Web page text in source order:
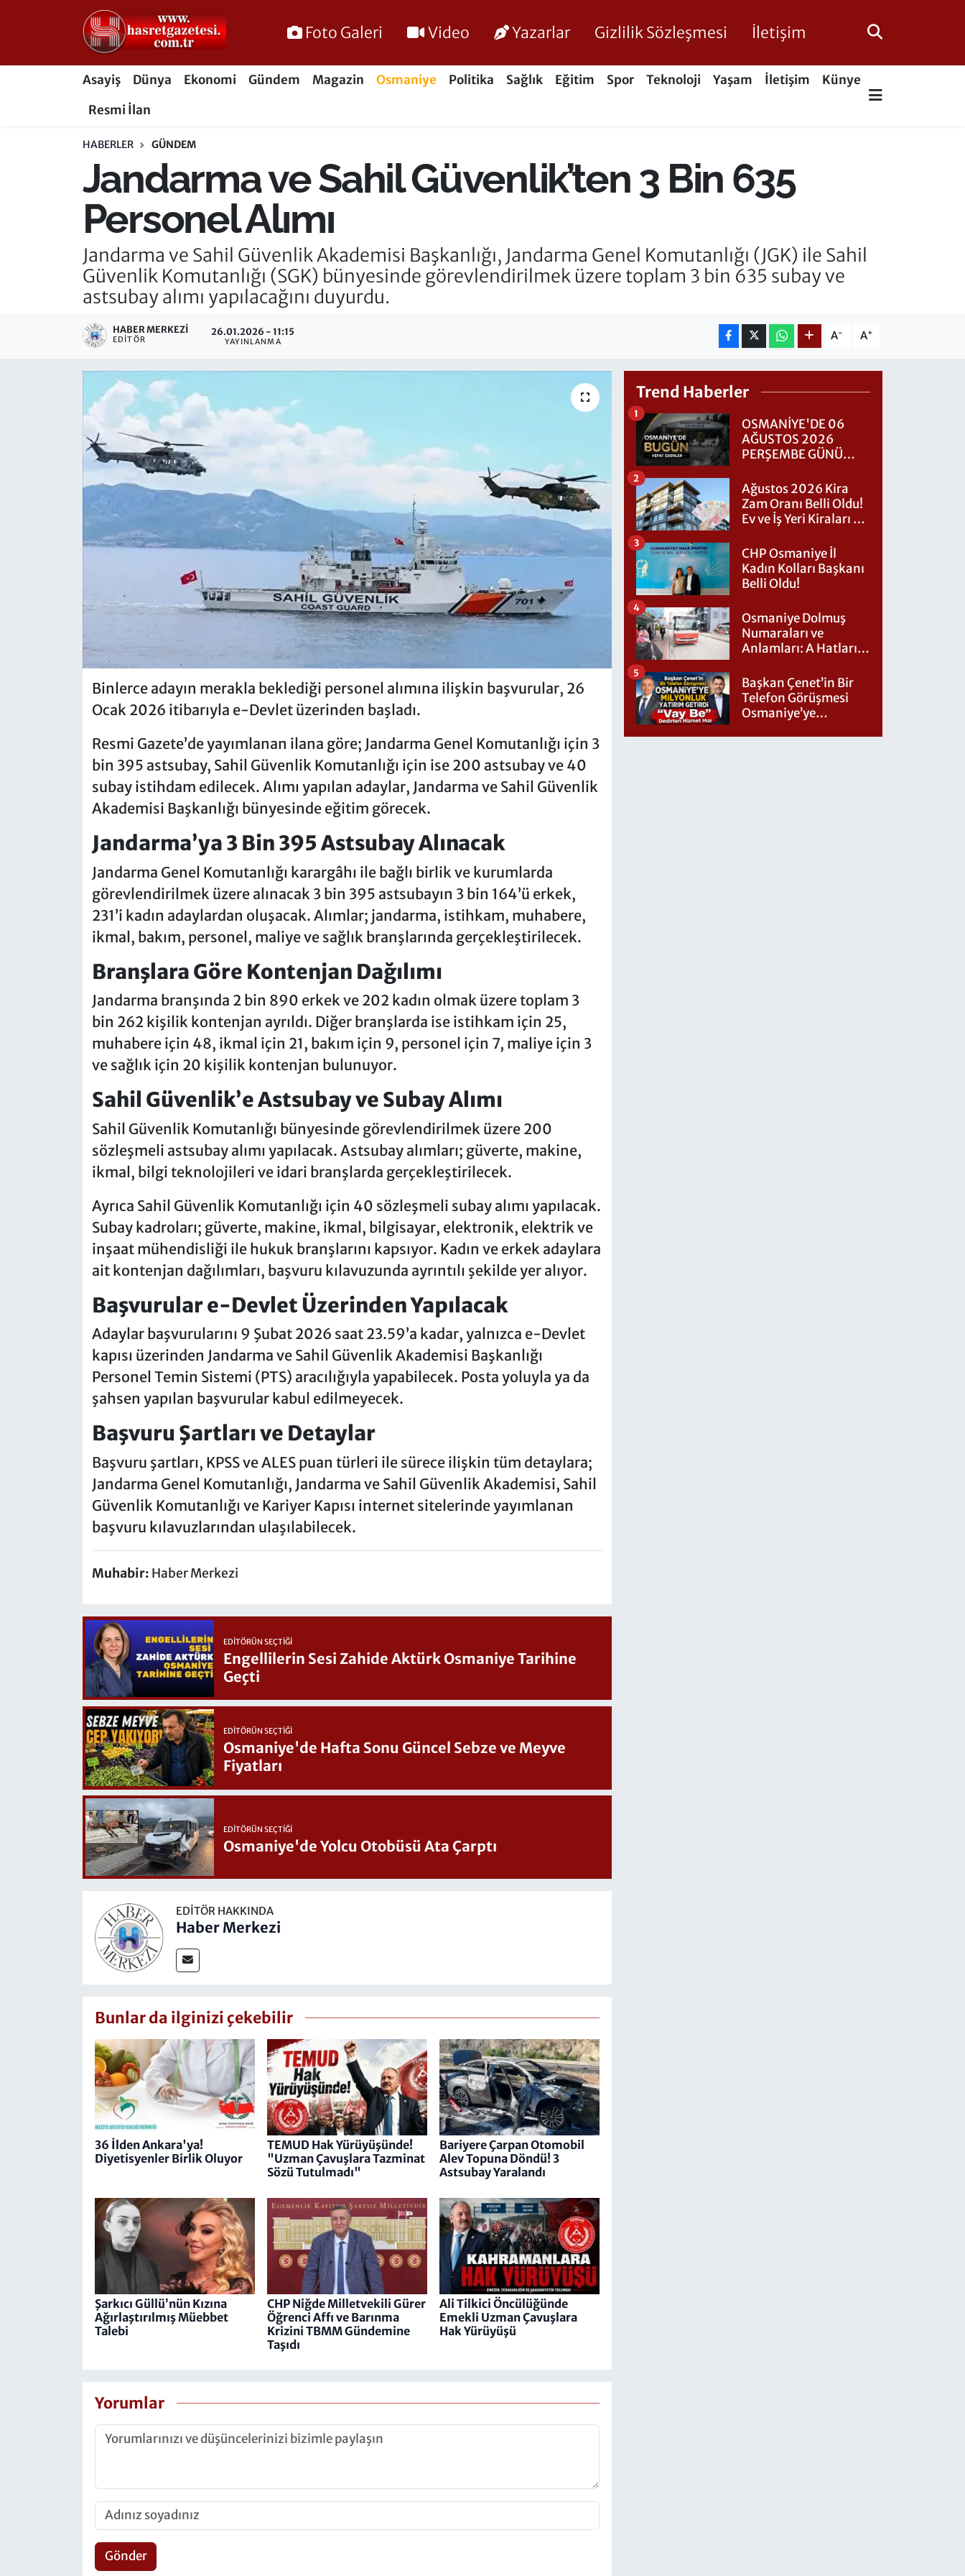
Foto Galeri Video Yazarlar Gizlilik Sözleşmesi İletişim
Asayiş Dünya Ekonomi Gündem Magazin Osmaniye Politika Sağlık Eğitim Spor Teknoloji Yaşam İletişim
Künye
Resmi İlan
HABERLER GÜNDEM
Jandarma ve Sahil Güvenlik’ten 3 Bin 635
Personel Alımı
Jandarma ve Sahil Güvenlik Akademisi Başkanlığı, Jandarma Genel Komutanlığı (JGK) ile Sahil
Güvenlik Komutanlığı (SGK) bünyesinde görevlendirilmek üzere toplam 3 bin 635 subay ve
astsubay alımı yapılacağını duyurdu.
HABER MERKEZI
EDITÖR
26.01.2026 - 11:15
YAYINLANMA A- A+
Binlerce adayın merakla beklediği personel alımına ilişkin başvurular, 26
Ocak 2026 itibarıyla e-Devlet üzerinden başladı.
Resmi Gazete’de yayımlanan ilana göre; Jandarma Genel Komutanlığı için 3
bin 395 astsubay, Sahil Güvenlik Komutanlığı için ise 200 astsubay ve 40
subay istihdam edilecek. Alımı yapılan adaylar, Jandarma ve Sahil Güvenlik
Akademisi Başkanlığı bünyesinde eğitim görecek.
Jandarma’ya 3 Bin 395 Astsubay Alınacak
Jandarma Genel Komutanlığı karargâhı ile bağlı birlik ve kurumlarda
görevlendirilmek üzere alınacak 3 bin 395 astsubayın 3 bin 164’ü erkek,
231’i kadın adaylardan oluşacak. Alımlar; jandarma, istihkam, muhabere,
ikmal, bakım, personel, maliye ve sağlık branşlarında gerçekleştirilecek.
Branşlara Göre Kontenjan Dağılımı
Jandarma branşında 2 bin 890 erkek ve 202 kadın olmak üzere toplam 3
bin 262 kişilik kontenjan ayrıldı. Diğer branşlarda ise istihkam için 25,
muhabere için 48, ikmal için 21, bakım için 9, personel için 7, maliye için 3
ve sağlık için 20 kişilik kontenjan bulunuyor.
Sahil Güvenlik’e Astsubay ve Subay Alımı
Sahil Güvenlik Komutanlığı bünyesinde görevlendirilmek üzere 200
sözleşmeli astsubay alımı yapılacak. Astsubay alımları; güverte, makine,
ikmal, bilgi teknolojileri ve idari branşlarda gerçekleştirilecek.
Ayrıca Sahil Güvenlik Komutanlığı için 40 sözleşmeli subay alımı yapılacak.
Subay kadroları; güverte, makine, ikmal, bilgisayar, elektronik, elektrik ve
inşaat mühendisliği ile hukuk branşlarını kapsıyor. Kadın ve erkek adaylara
ait kontenjan dağılımları, başvuru kılavuzunda ayrıntılı şekilde yer alıyor.
Başvurular e-Devlet Üzerinden Yapılacak
Adaylar başvurularını 9 Şubat 2026 saat 23.59’a kadar, yalnızca e-Devlet
kapısı üzerinden Jandarma ve Sahil Güvenlik Akademisi Başkanlığı
Personel Temin Sistemi (PTS) aracılığıyla yapabilecek. Posta yoluyla ya da
şahsen yapılan başvurular kabul edilmeyecek.
Başvuru Şartları ve Detaylar
Başvuru şartları, KPSS ve ALES puan türleri ile sürece ilişkin tüm detaylara;
Jandarma Genel Komutanlığı, Jandarma ve Sahil Güvenlik Akademisi, Sahil
Güvenlik Komutanlığı ve Kariyer Kapısı internet sitelerinde yayımlanan
başvuru kılavuzlarından ulaşılabilecek.
Muhabir: Haber Merkezi
EDITÖRÜN SEÇTIĞI
Engellilerin Sesi Zahide Aktürk Osmaniye Tarihine
Geçti
EDITÖRÜN SEÇTIĞI
Osmaniye'de Hafta Sonu Güncel Sebze ve Meyve
Fiyatları
EDITÖRÜN SEÇTIĞI
Osmaniye'de Yolcu Otobüsü Ata Çarptı
EDITÖR HAKKINDA
Haber Merkezi
Bunlar da ilginizi çekebilir
36 İlden Ankara'ya!
Diyetisyenler Birlik Oluyor
TEMUD Hak Yürüyüşünde!
"Uzman Çavuşlara Tazminat
Sözü Tutulmadı"
Bariyere Çarpan Otomobil
Alev Topuna Döndü! 3
Astsubay Yaralandı
Şarkıcı Güllü’nün Kızına
Ağırlaştırılmış Müebbet
Talebi
CHP Niğde Milletvekili Gürer
Öğrenci Affı ve Barınma
Krizini TBMM Gündemine
Taşıdı
Ali Tilkici Öncülüğünde
Emekli Uzman Çavuşlara
Hak Yürüyüşü
Yorumlar
Gönder
Trend Haberler
OSMANİYE'DE 06
AĞUSTOS 2026
PERŞEMBE GÜNÜ
1
Ağustos 2026 Kira
Zam Oranı Belli Oldu!
Ev ve İş Yeri Kiraları Ne
2
CHP Osmaniye İl
Kadın Kolları Başkanı
Belli Oldu!
3
Osmaniye Dolmuş
Numaraları ve
Anlamları: A Hatları
4
Başkan Çenet’in Bir
Telefon Görüşmesi
Osmaniye’ye
5
Osmaniye Nöbetçi Eczaneler
Osmaniye Hava Durumu
Süper Lig Puan Durumu ve Fikstür
Tüm Manşetler
Son Dakika Haberleri
Haber Arşivi